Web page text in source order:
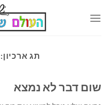
תג ארכיון:
שום דבר לא נמצא